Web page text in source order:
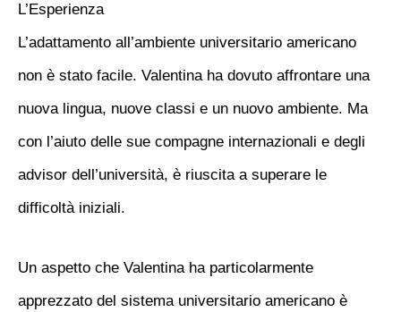
L’Esperienza
L’adattamento all’ambiente universitario americano
non è stato facile. Valentina ha dovuto affrontare una
nuova lingua, nuove classi e un nuovo ambiente. Ma
con l’aiuto delle sue compagne internazionali e degli
advisor dell’università, è riuscita a superare le
difficoltà iniziali.
Un aspetto che Valentina ha particolarmente
apprezzato del sistema universitario americano è